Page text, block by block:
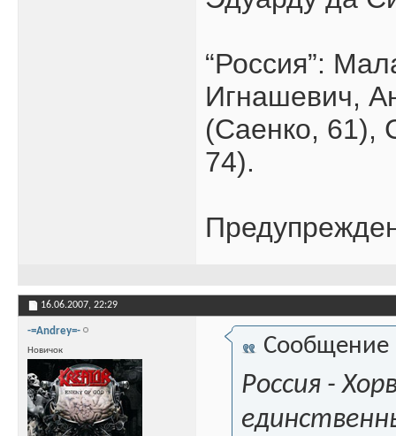
“Россия”:
Игнашевич,
(Саенко, 61),
74).
16.06.2007, 22:29
-=Andrey=-
Новичок Сообщение
Россия -